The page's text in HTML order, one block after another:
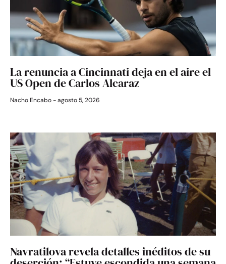
La renuncia a Cincinnati deja en el aire el
US Open de Carlos Alcaraz
Nacho Encabo agosto 5, 2026
Navratilova revela detalles inéditos de su